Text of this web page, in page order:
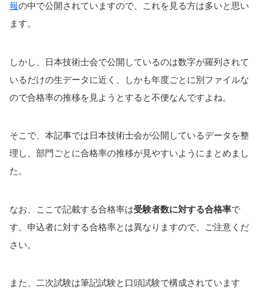
報の中で公開されていますので、これを見る方は多いと思い
ます。
しかし、日本技術士会で公開しているのは数字が羅列されて
いるだけの生データに近く、しかも年度ごとに別ファイルな
ので合格率の推移を見ようとすると不便なんですよね。
そこで、本記事では日本技術士会が公開しているデータを整
理し、部門ごとに合格率の推移が見やすいようにまとめまし
た。
なお、ここで記載する合格率は受験者数に対する合格率で
す。申込者に対する合格率とは異なりますので、ご注意くだ
さい。
また、二次試験は筆記試験と口頭試験で構成されています